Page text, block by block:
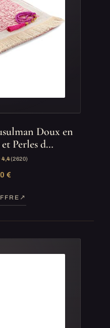
Doux en
Perles d…
4,4(2 620)
€